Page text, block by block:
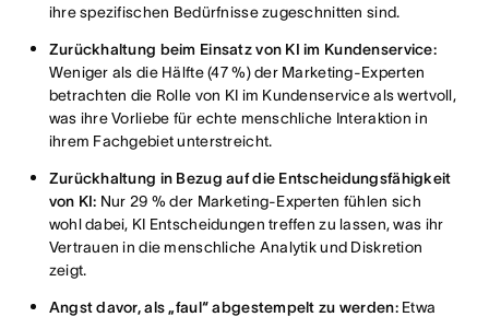
ihre spezifischen Bedürfnisse zugeschnitten sind.
Zurückhaltung beim Einsatz von KI im Kundenservice:
Weniger als die Hälfte (47 %) der Marketing-Experten
betrachten die Rolle von KI im Kundenservice als wertvoll,
was ihre Vorliebe für echte menschliche Interaktion in
ihrem Fachgebiet unterstreicht.
Zurückhaltung in Bezug auf die Entscheidungsfähigkeit
von KI: Nur 29 % der Marketing-Experten fühlen sich
wohl dabei, KI Entscheidungen treffen zu lassen, was ihr
Vertrauen in die menschliche Analytik und Diskretion
zeigt.
Angst davor, als „faul“ abgestempelt zu werden: Etwa